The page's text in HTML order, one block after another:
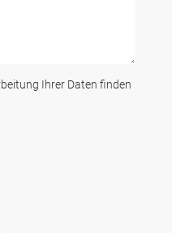
Ihrer Daten finden